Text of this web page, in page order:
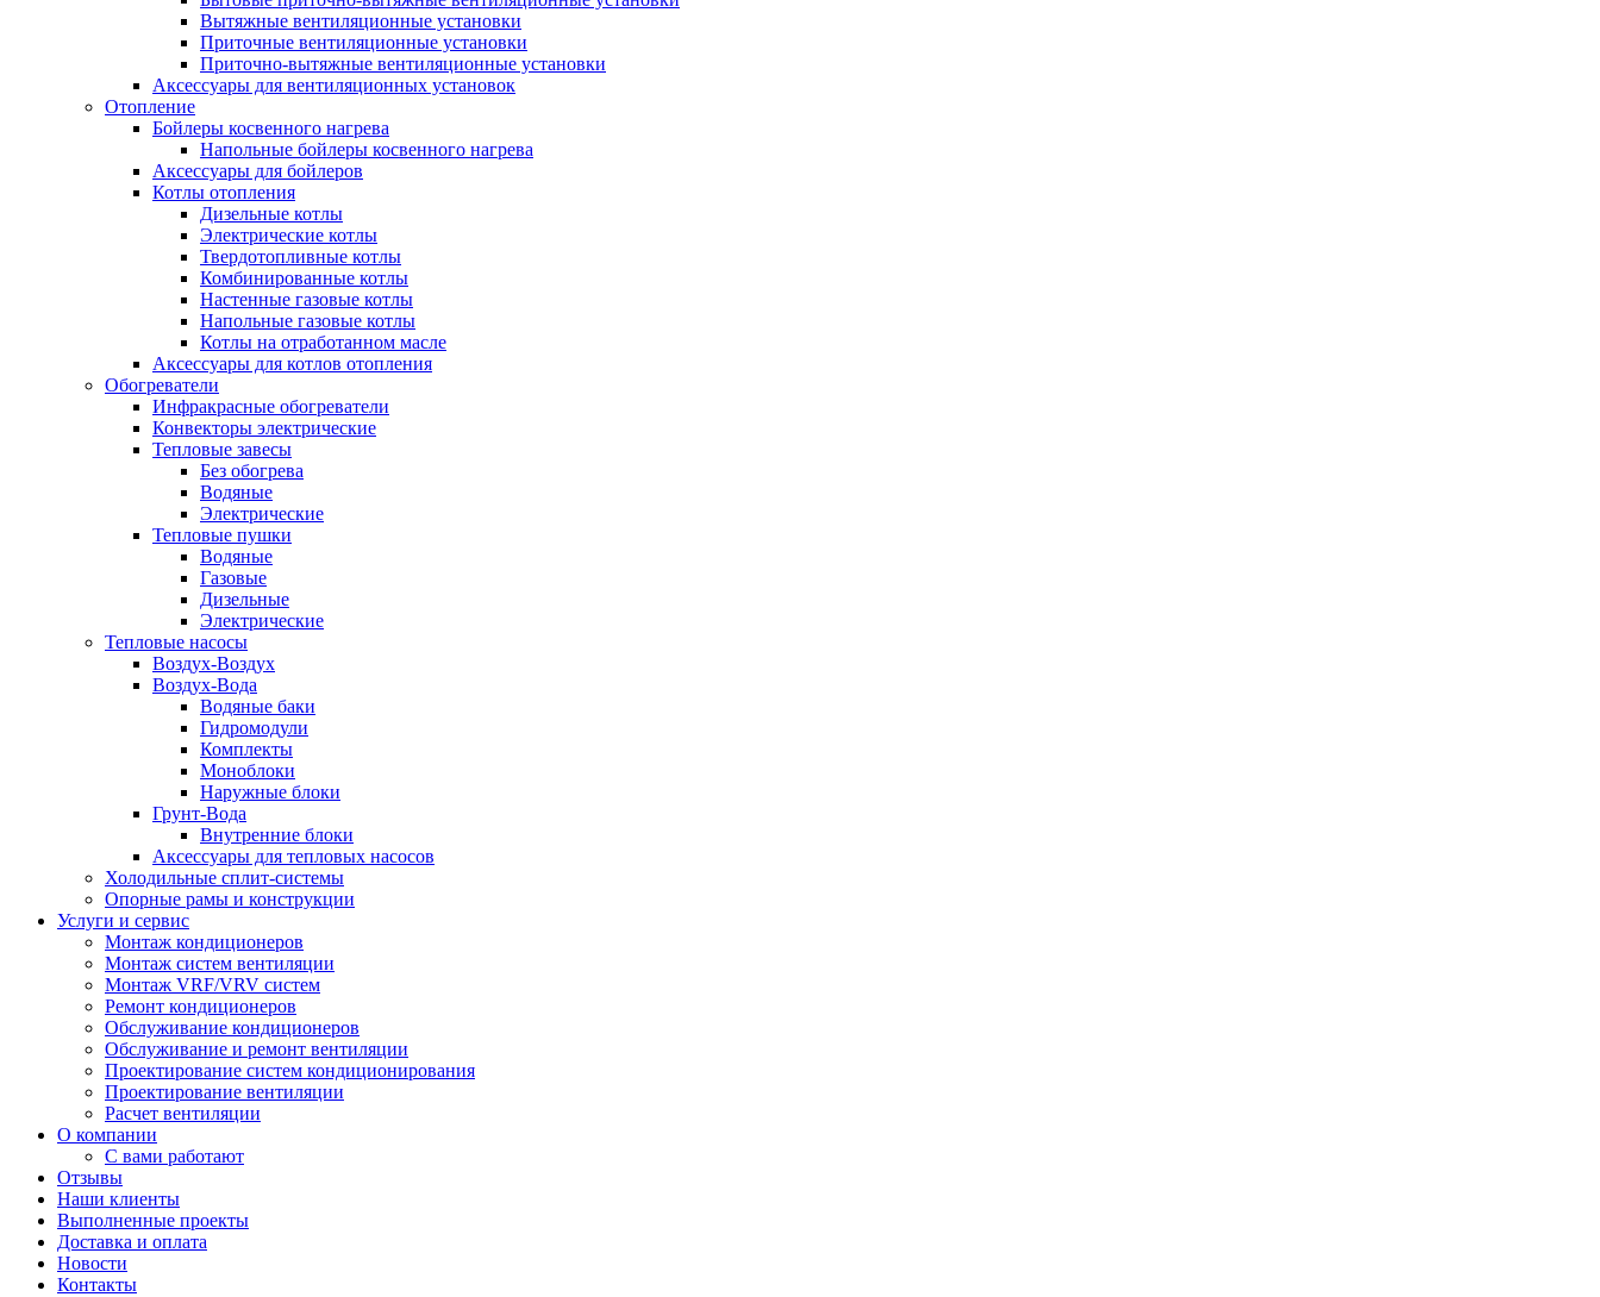
Вытяжные вентиляционные установки
Приточные вентиляционные установки
Приточно-вытяжные вентиляционные установки
Аксессуары для вентиляционных установок
Отопление
Бойлеры косвенного нагрева
Напольные бойлеры косвенного нагрева
Аксессуары для бойлеров
Котлы отопления
Дизельные котлы
Электрические котлы
Твердотопливные котлы
Комбинированные котлы
Настенные газовые котлы
Напольные газовые котлы
Котлы на отработанном масле
Аксессуары для котлов отопления
Обогреватели
Инфракрасные обогреватели
Конвекторы электрические
Тепловые завесы
Без обогрева
Водяные
Электрические
Тепловые пушки
Водяные
Газовые
Дизельные
Электрические
Тепловые насосы
Воздух-Воздух
Воздух-Вода
Водяные баки
Гидромодули
Комплекты
Моноблоки
Наружные блоки
Грунт-Вода
Внутренние блоки
Аксессуары для тепловых насосов
Холодильные сплит-системы
Опорные рамы и конструкции
Услуги и сервис
Монтаж кондиционеров
Монтаж систем вентиляции
Монтаж VRF/VRV систем
Ремонт кондиционеров
Обслуживание кондиционеров
Обслуживание и ремонт вентиляции
Проектирование систем кондиционирования
Проектирование вентиляции
Расчет вентиляции
О компании
С вами работают
Отзывы
Наши клиенты
Выполненные проекты
Доставка и оплата
Новости
Контакты